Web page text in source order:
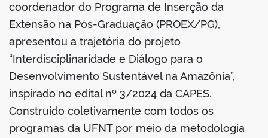
coordenador do Programa de Inserção da
Extensão na Pós-Graduação (PROEX/PG),
apresentou a trajetória do projeto
“Interdisciplinaridade e Diálogo para o
Desenvolvimento Sustentável na Amazônia”,
inspirado no edital nº 3/2024 da CAPES.
Construído coletivamente com todos os
programas da UFNT por meio da metodologia